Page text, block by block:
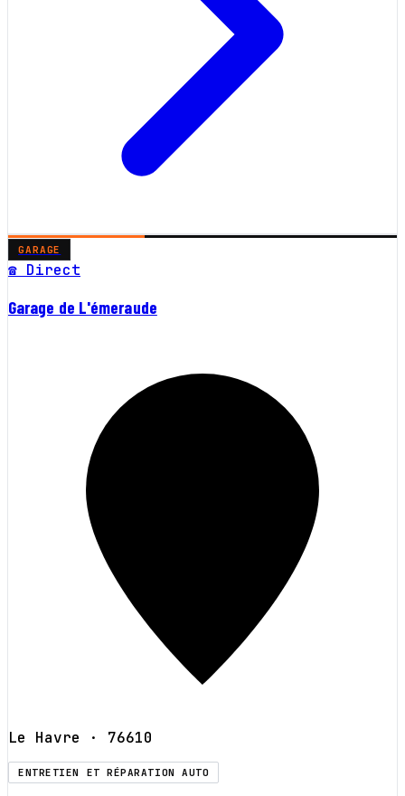
GARAGE
☎ Direct
Garage de L'émeraude
Le Havre · 76610
ENTRETIEN ET RÉPARATION AUTO